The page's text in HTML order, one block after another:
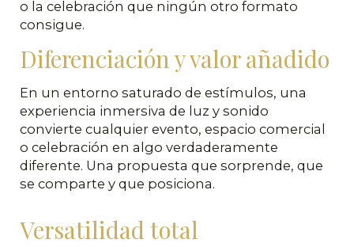
o la celebración que ningún otro formato
consigue.
Diferenciación y valor añadido
En un entorno saturado de estímulos, una
experiencia inmersiva de luz y sonido
convierte cualquier evento, espacio comercial
o celebración en algo verdaderamente
diferente. Una propuesta que sorprende, que
se comparte y que posiciona.
Versatilidad total